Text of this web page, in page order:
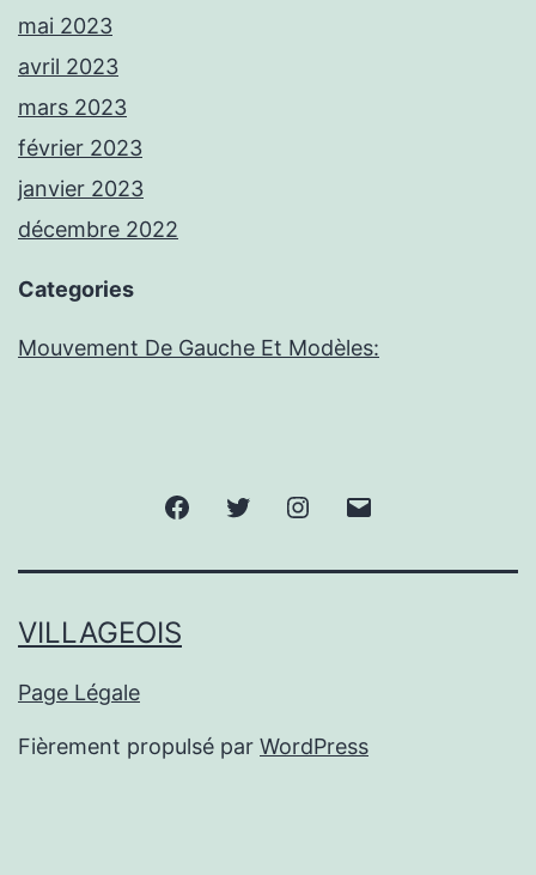
mai 2023
avril 2023
mars 2023
février 2023
janvier 2023
décembre 2022
Categories
Mouvement De Gauche Et Modèles:
FacebookTwitter Instagram
VILLAGEOIS
Page Légale
Fièrement propulsé par WordPress